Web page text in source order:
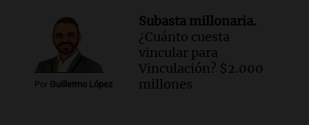
Audio.
Investigan un asalto millonario a
la cooperativa Talamochita en Villa
María
Panorama Federal
Por Guillermo López
Subasta millonaria.
¿Cuánto cuesta
vincular para
Vinculación? $2.000
millones